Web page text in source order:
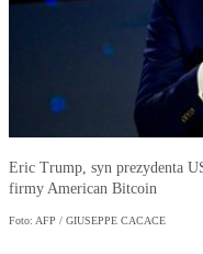
Eric Trump, syn prezydenta
firmy American Bitcoin
Foto: AFP / GIUSEPPE CACACE